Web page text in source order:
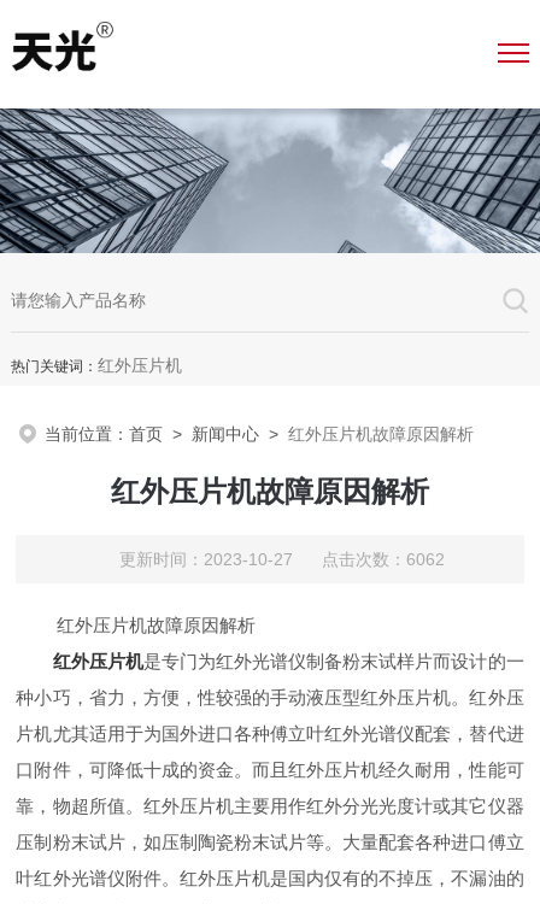
热门关键词： 红外压片机
当前位置：首页 > 新闻中心 >红外压片机故障原因解析
红外压片机故障原因解析
更新时间：2023-10-27 点击次数：6062
红外压片机故障原因解析
红外压片机是专门为红外光谱仪制备粉末试样片而设计的一
种小巧，省力，方便，性较强的手动液压型红外压片机。红外压
片机尤其适用于为国外进口各种傅立叶红外光谱仪配套，替代进
口附件，可降低十成的资金。而且红外压片机经久耐用，性能可
靠，物超所值。红外压片机主要用作红外分光光度计或其它仪器
压制粉末试片，如压制陶瓷粉末试片等。大量配套各种进口傅立
叶红外光谱仪附件。红外压片机是国内仅有的不掉压，不漏油的